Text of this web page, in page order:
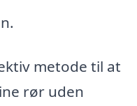
metode til at
rør uden